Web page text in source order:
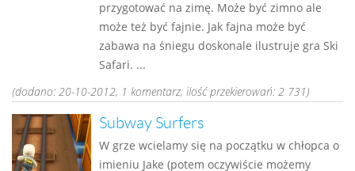
przygotować na zimę. Może być zimno ale
może też być fajnie. Jak fajna może być
zabawa na śniegu doskonale ilustruje gra Ski
Safari. ...
(dodano: 20-10-2012, 1 komentarz, ilość przekierowań: 2 731)
Subway Surfers
W grze wcielamy się na początku w chłopca o
imieniu Jake (potem oczywiście możemy